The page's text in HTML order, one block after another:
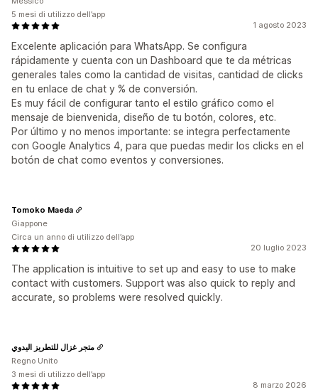
1 agosto 2023
Excelente aplicación para WhatsApp. Se configura
rápidamente y cuenta con un Dashboard que te da métricas
generales tales como la cantidad de visitas, cantidad de clicks
en tu enlace de chat y % de conversión.
Es muy fácil de configurar tanto el estilo gráfico como el
mensaje de bienvenida, diseño de tu botón, colores, etc.
Por último y no menos importante: se integra perfectamente
con Google Analytics 4, para que puedas medir los clicks en el
botón de chat como eventos y conversiones.
5 mesi di utilizzo dell’app
20 luglio 2023
The application is intuitive to set up and easy to use to make
contact with customers. Support was also quick to reply and
accurate, so problems were resolved quickly.
Tomoko Maeda
Giappone
Circa un anno di utilizzo dell’app
8 marzo 2026
متجر غزال للتطريز اليدوي
Regno Unito
3 mesi di utilizzo dell’app